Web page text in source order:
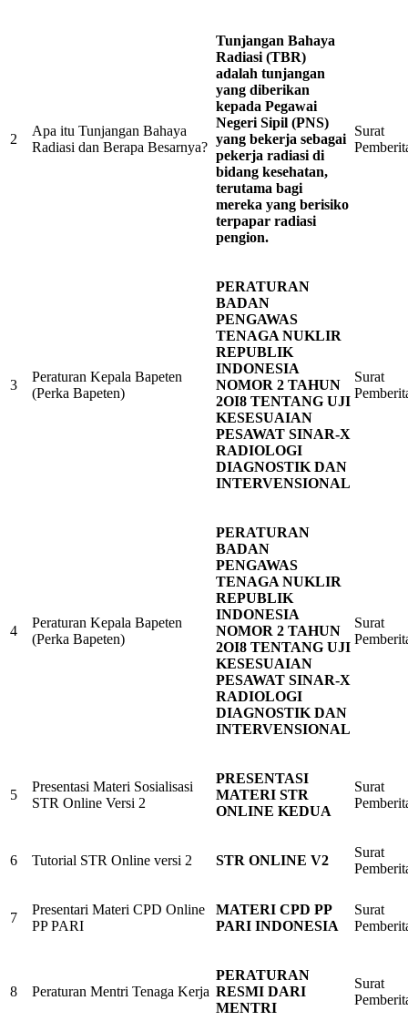
2
Apa itu Tunjangan Bahaya
Radiasi dan Berapa Besarnya?
Tunjangan Bahaya
Radiasi (TBR)
adalah tunjangan
yang diberikan
kepada Pegawai
Negeri Sipil (PNS)
yang bekerja sebagai
pekerja radiasi di
bidang kesehatan,
terutama bagi
mereka yang berisiko
terpapar radiasi
pengion.
Surat
3
Peraturan Kepala Bapeten
(Perka Bapeten)
PERATURAN
BADAN
PENGAWAS
TENAGA NUKLIR
REPUBLIK
INDONESIA
NOMOR 2 TAHUN
2OI8 TENTANG UJI
KESESUAIAN
PESAWAT SINAR-X
RADIOLOGI
DIAGNOSTIK DAN
INTERVENSIONAL
Surat
4
Peraturan Kepala Bapeten
(Perka Bapeten)
PERATURAN
BADAN
PENGAWAS
TENAGA NUKLIR
REPUBLIK
INDONESIA
NOMOR 2 TAHUN
2OI8 TENTANG UJI
KESESUAIAN
PESAWAT SINAR-X
RADIOLOGI
DIAGNOSTIK DAN
INTERVENSIONAL
Surat
5
Presentasi Materi Sosialisasi
STR Online Versi 2
PRESENTASI
MATERI STR
ONLINE KEDUA
Surat
6 Tutorial STR Online versi 2 STR ONLINE V2
Surat
7
Presentari Materi CPD Online
PP PARI
MATERI CPD PP
PARI INDONESIA
Surat
8 Peraturan Mentri Tenaga Kerja
PERATURAN
RESMI DARI
MENTRI
Surat